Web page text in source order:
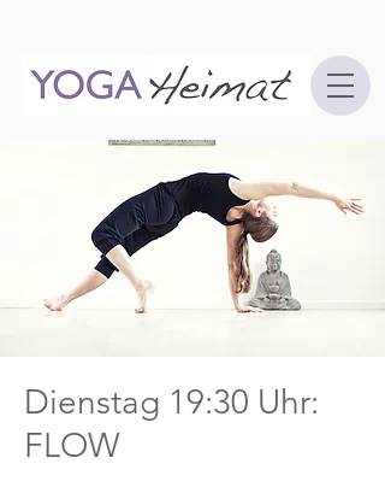
Dienstag 19:30 Uhr:
FLOW